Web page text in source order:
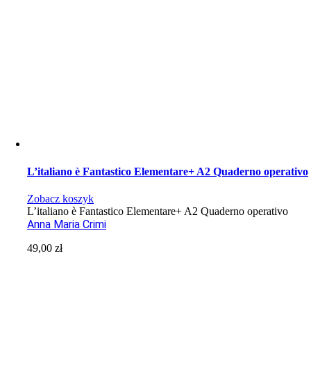
L’italiano è Fantastico Elementare+ A2 Quaderno operativo
Zobacz koszyk
L’italiano è Fantastico Elementare+ A2 Quaderno operativo
Anna Maria Crimi
49,00zł